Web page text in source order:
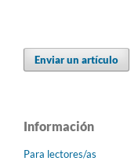
Enviar un artículo
Información
Para lectores/as